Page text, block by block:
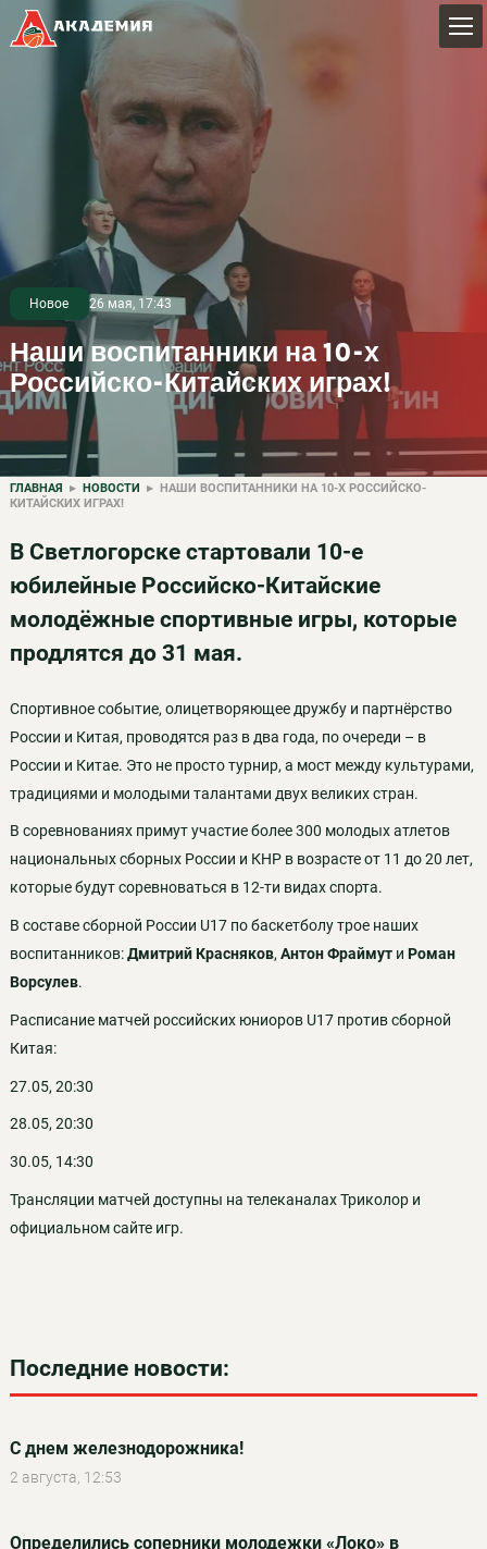
Новое 26 мая, 17:43
Наши воспитанники на 10-х
Российско-Китайских играх!
ГЛАВНАЯ ▸ НОВОСТИ ▸ НАШИ ВОСПИТАННИКИ НА 10-Х РОССИЙСКО-
КИТАЙСКИХ ИГРАХ!
В Светлогорске стартовали 10-е
юбилейные Российско-Китайские
молодёжные спортивные игры, которые
продлятся до 31 мая.
Спортивное событие, олицетворяющее дружбу и партнёрство
России и Китая, проводятся раз в два года, по очереди – в
России и Китае. Это не просто турнир, а мост между культурами,
традициями и молодыми талантами двух великих стран.
В соревнованиях примут участие более 300 молодых атлетов
национальных сборных России и КНР в возрасте от 11 до 20 лет,
которые будут соревноваться в 12-ти видах спорта.
В составе сборной России U17 по баскетболу трое наших
воспитанников:Дмитрий Красняков, Антон Фраймути Роман
Ворсулев.
Расписание матчей российских юниоров U17 против сборной
Китая:
27.05, 20:30
28.05, 20:30
30.05, 14:30
Трансляции матчей доступны на телеканалах Триколор и
официальном сайте игр.
Последние новости:
С днем железнодорожника!
2 августа, 12:53
Определились соперники молодежки «Локо» в